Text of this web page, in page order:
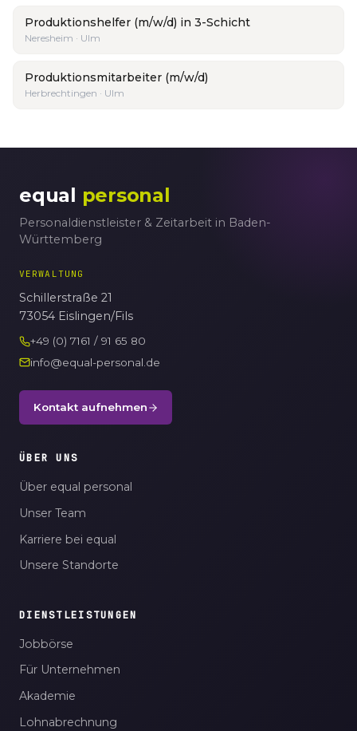
Produktionshelfer (m/w/d) in 3-Schicht
Neresheim · Ulm
Produktionsmitarbeiter (m/w/d)
Herbrechtingen · Ulm
equal personal
Personaldienstleister & Zeitarbeit in Baden-
Württemberg
VERWALTUNG
Schillerstraße 21
73054 Eislingen/Fils
+49 (0) 7161 / 91 65 80
info@equal-personal.de
Kontakt aufnehmen
ÜBER UNS
Über equal personal
Unser Team
Karriere bei equal
Unsere Standorte
DIENSTLEISTUNGEN
Jobbörse
Für Unternehmen
Akademie
Lohnabrechnung